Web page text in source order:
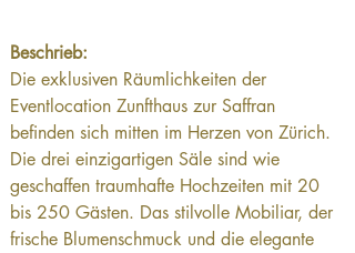
Beschrieb:
Die exklusiven Räumlichkeiten der
Eventlocation Zunfthaus zur Saffran
befinden sich mitten im Herzen von Zürich.
Die drei einzigartigen Säle sind wie
geschaffen traumhafte Hochzeiten mit 20
bis 250 Gästen. Das stilvolle Mobiliar, der
frische Blumenschmuck und die elegante